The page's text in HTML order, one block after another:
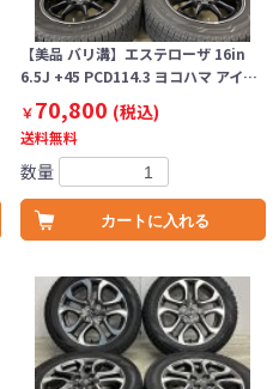
【美品 バリ溝】エステローザ 16in
6.5J +45 PCD114.3 ヨコハマ アイ…
￥70,800 (税込)
送料無料
数量
カートに入れる